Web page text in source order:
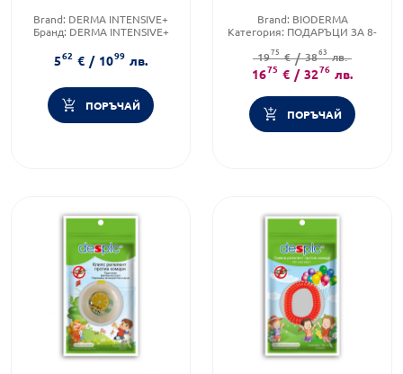
Brand: DERMA INTENSIVE+
Бранд: DERMA INTENSIVE+
репеленти
562 € / 1099 лв.
ПОРЪЧАЙ
акнеична кожа 30мл
Brand: BIODERMA
Категория: ПОДАРЪЦИ ЗА 8-
Функционалност:Акне
1975 € / 3863 лв.
1675 € / 3276 лв.
ПОРЪЧАЙ